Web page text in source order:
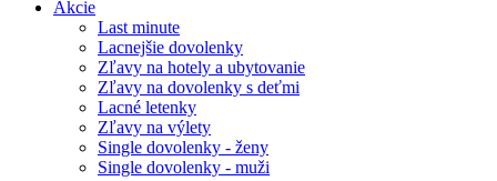
Akcie
Last minute
Lacnejšie dovolenky
Zľavy na hotely a ubytovanie
Zľavy na dovolenky s deťmi
Lacné letenky
Zľavy na výlety
Single dovolenky - ženy
Single dovolenky - muži